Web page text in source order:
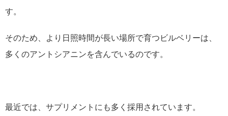
す。
そのため、より日照時間が長い場所で育つビルベリーは、
多くのアントシアニンを含んでいるのです。
最近では、サプリメントにも多く採用されています。